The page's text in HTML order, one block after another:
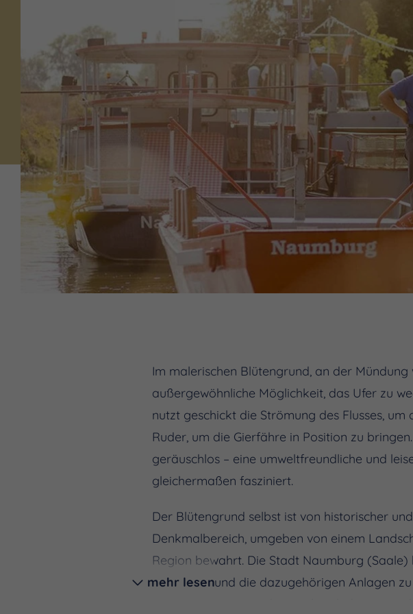
Im malerischen Blütengrund, an der
außergewöhnliche Möglichkeit, das Ufer zu
nutzt geschickt die Strömung des Flusses,
Ruder, um die Gierfähre in Position zu
geräuschlos – eine umweltfreundliche und
gleichermaßen fasziniert.
Der Blütengrund selbst ist von historischer
Denkmalbereich, umgeben von einem
Region bewahrt. Die Stadt Naumburg
Schifffahrt und die dazugehörigen Anlagen
mehr lesen